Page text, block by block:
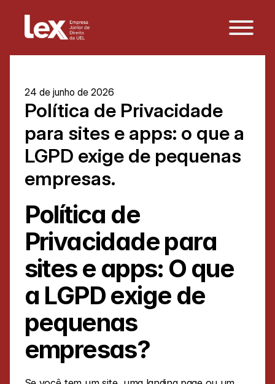
24 de junho de 2026
Política de Privacidade
para sites e apps: o que a
LGPD exige de pequenas
empresas.
Política de
Privacidade para
sites e apps: O que
a LGPD exige de
pequenas
empresas?